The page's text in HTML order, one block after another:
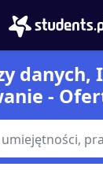
danych,
-